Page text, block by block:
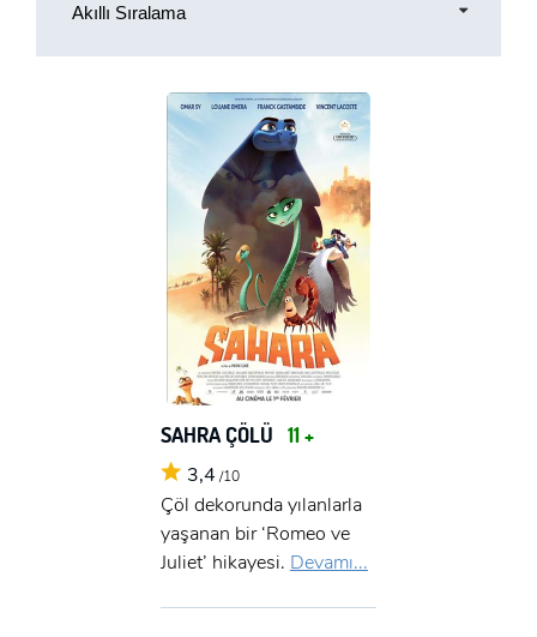
Akıllı Sıralama
SAHRA ÇÖLÜ 11 +
3,4 /10
Çöl dekorunda yılanlarla
yaşanan bir ‘Romeo ve
Juliet’ hikayesi. Devamı...